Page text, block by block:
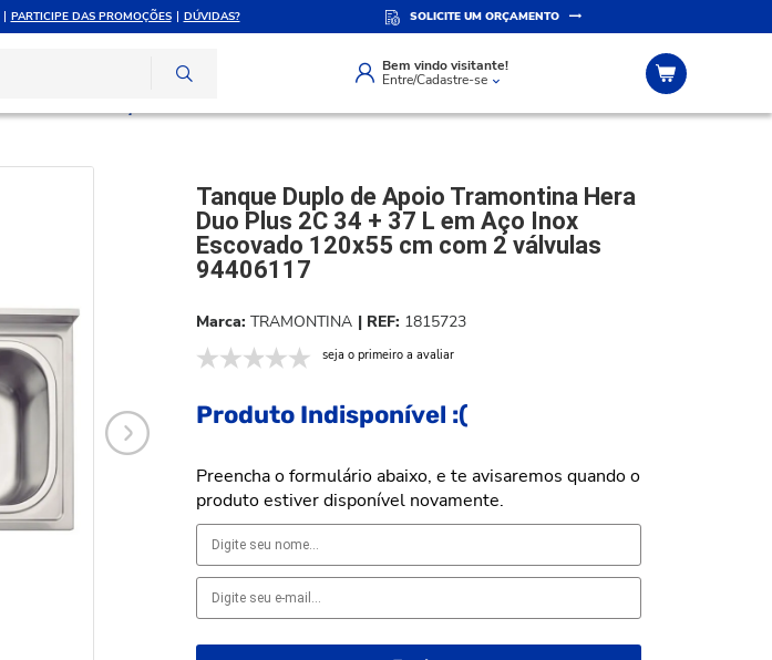
PARTICIPE DAS PROMOÇÕES DÚVIDAS? SOLICITE UM ORÇAMENTO
Bem vindo visitante!
Entre/Cadastre-se
ATENDIMENTO PERSONALIZADO ATENDIMENTO PERSONALIZADO
Tanque Duplo de Apoio Tramontina Hera
Duo Plus 2C 34 + 37 L em Aço Inox
Escovado 120x55 cm com 2 válvulas
94406117
TRAMONTINA 1815723
seja o primeiro a avaliar
Produto Indisponível :(
Preencha o formulário abaixo, e te avisaremos quando o
produto estiver disponível novamente.